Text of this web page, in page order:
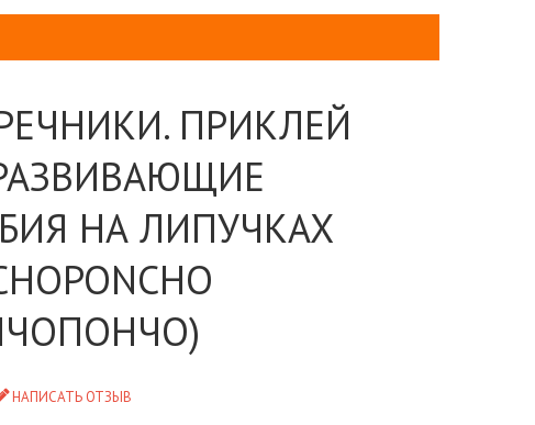
ПРИКЛЕЙ
НА ЛИПУЧКАХ
НАПИСАТЬ ОТЗЫВ